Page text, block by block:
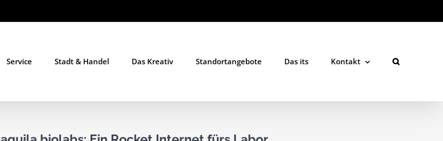
Service Stadt & Handel Das Kreativ Standortangebote Das its Kontakt